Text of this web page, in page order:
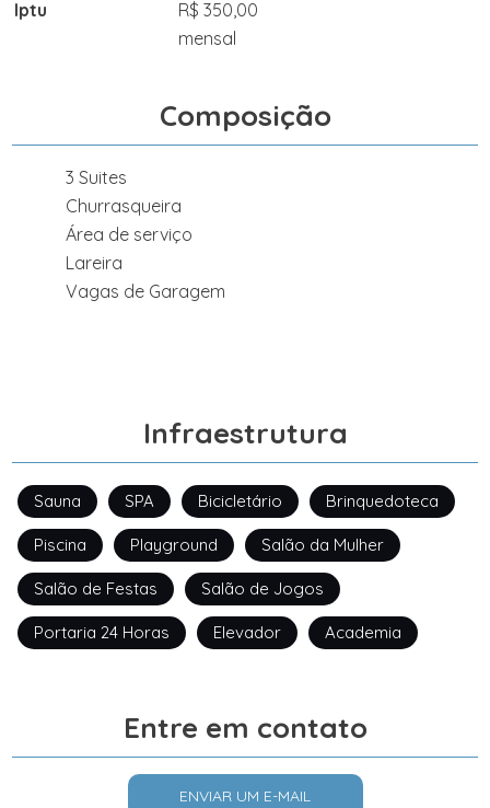
Iptu
R$ 350,00
mensal
Composição
3 Suites
Churrasqueira
Área de serviço
Lareira
Vagas de Garagem
Infraestrutura
Sauna SPA Bicicletário Brinquedoteca
Piscina Playground Salão da Mulher
Salão de Festas Salão de Jogos
Portaria 24 Horas Elevador Academia
Entre em contato
ENVIAR UM E-MAIL